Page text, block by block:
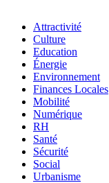
Attractivité
Culture
Education
Énergie
Environnement
Finances Locales
Mobilité
Numérique
RH
Santé
Sécurité
Social
Urbanisme